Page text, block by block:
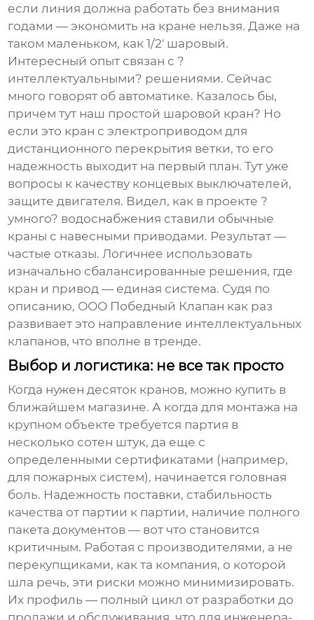
если линия должна работать без внимания
годами — экономить на кране нельзя. Даже на
таком маленьком, как1/2' шаровый.
Интересный опыт связан с ?
интеллектуальными? решениями. Сейчас
много говорят об автоматике. Казалось бы,
причем тут наш простой шаровой кран? Но
если это кран с электроприводом для
дистанционного перекрытия ветки, то его
надежность выходит на первый план. Тут уже
вопросы к качеству концевых выключателей,
защите двигателя. Видел, как в проекте ?
умного? водоснабжения ставили обычные
краны с навесными приводами. Результат —
частые отказы. Логичнее использовать
изначально сбалансированные решения, где
кран и привод — единая система. Судя по
описанию, ООО Победный Клапан как раз
развивает это направление интеллектуальных
клапанов, что вполне в тренде.
Выбор и логистика: не все так просто
Когда нужен десяток кранов, можно купить в
ближайшем магазине. А когда для монтажа на
крупном объекте требуется партия в
несколько сотен штук, да еще с
определенными сертификатами (например,
для пожарных систем), начинается головная
боль. Надежность поставки, стабильность
качества от партии к партии, наличие полного
пакета документов — вот что становится
критичным. Работая с производителями, а не
перекупщиками, как та компания, о которой
шла речь, эти риски можно минимизировать.
Их профиль — полный цикл от разработки до
продажи и обслуживания, что для инженера-